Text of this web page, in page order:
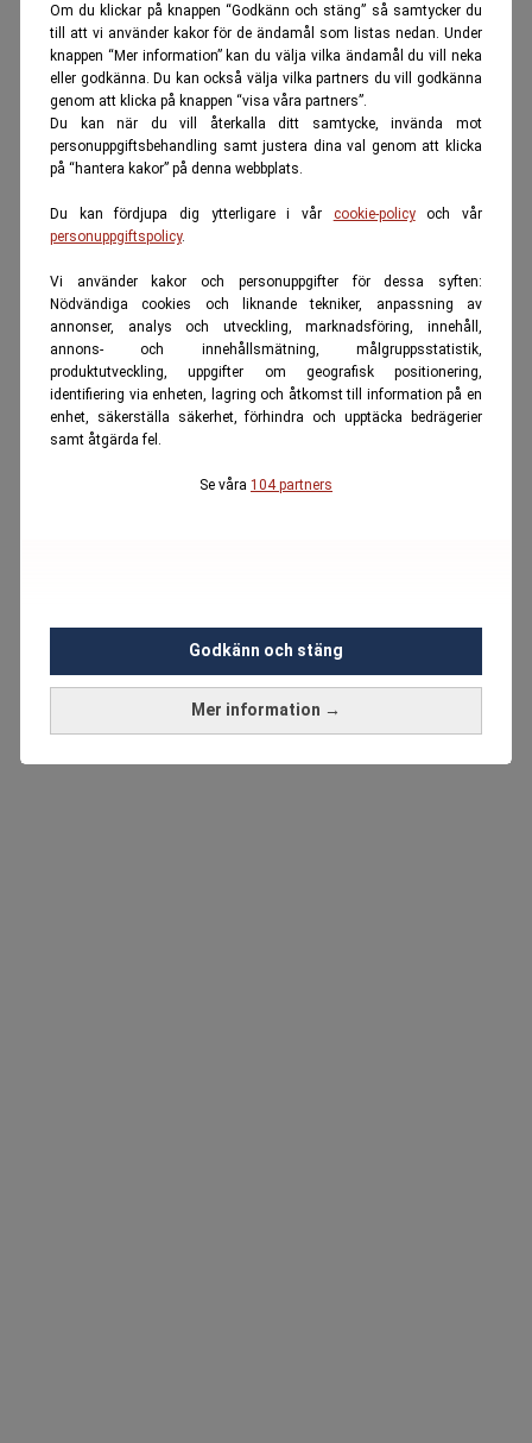
Om du klickar på knappen “Godkänn och stäng” så samtycker du
till att vi använder kakor för de ändamål som listas nedan. Under
knappen “Mer information” kan du välja vilka ändamål du vill neka
eller godkänna. Du kan också välja vilka partners du vill godkänna
genom att klicka på knappen “visa våra partners”.
Du kan när du vill återkalla ditt samtycke, invända mot
personuppgiftsbehandling samt justera dina val genom att klicka
på “hantera kakor” på denna webbplats.
Du kan fördjupa dig ytterligare i vår cookie-policyoch vår
personuppgiftspolicy.
Vi använder kakor och personuppgifter för dessa syften:
Nödvändiga cookies och liknande tekniker, anpassning av
annonser, analys och utveckling, marknadsföring, innehåll,
annons- och innehållsmätning, målgruppsstatistik,
produktutveckling, uppgifter om geografisk positionering,
identifiering via enheten, lagring och åtkomst till information på en
enhet, säkerställa säkerhet, förhindra och upptäcka bedrägerier
samt åtgärda fel.
Se våra 104 partners
Mer information →
Godkänn och stäng